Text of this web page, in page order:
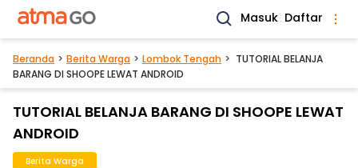
Masuk Daftar
Beranda Berita Warga Lombok Tengah
TUTORIAL BELANJA
BARANG DI SHOOPE LEWAT ANDROID
TUTORIAL BELANJA BARANG DI SHOOPE LEWAT
ANDROID
Berita Warga